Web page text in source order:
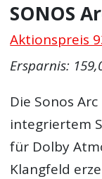
SONOS
Aktionspreis
Ersparnis:
Die Sonos
integriertem
für Dolby
Klangfeld